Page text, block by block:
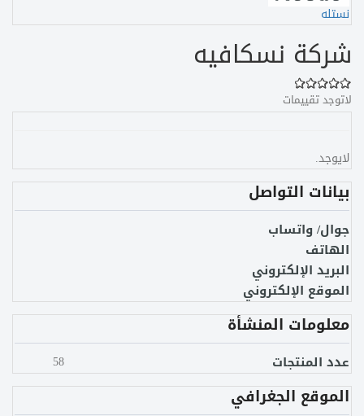
نستله
شركة نسكافيه
لاتوجد تقييمات
لايوجد.
بيانات التواصل
جوال/ واتساب
الهاتف
البريد الإلكتروني
الموقع الإلكتروني
معلومات المنشأة
عدد المنتجات 58
الموقع الجغرافي